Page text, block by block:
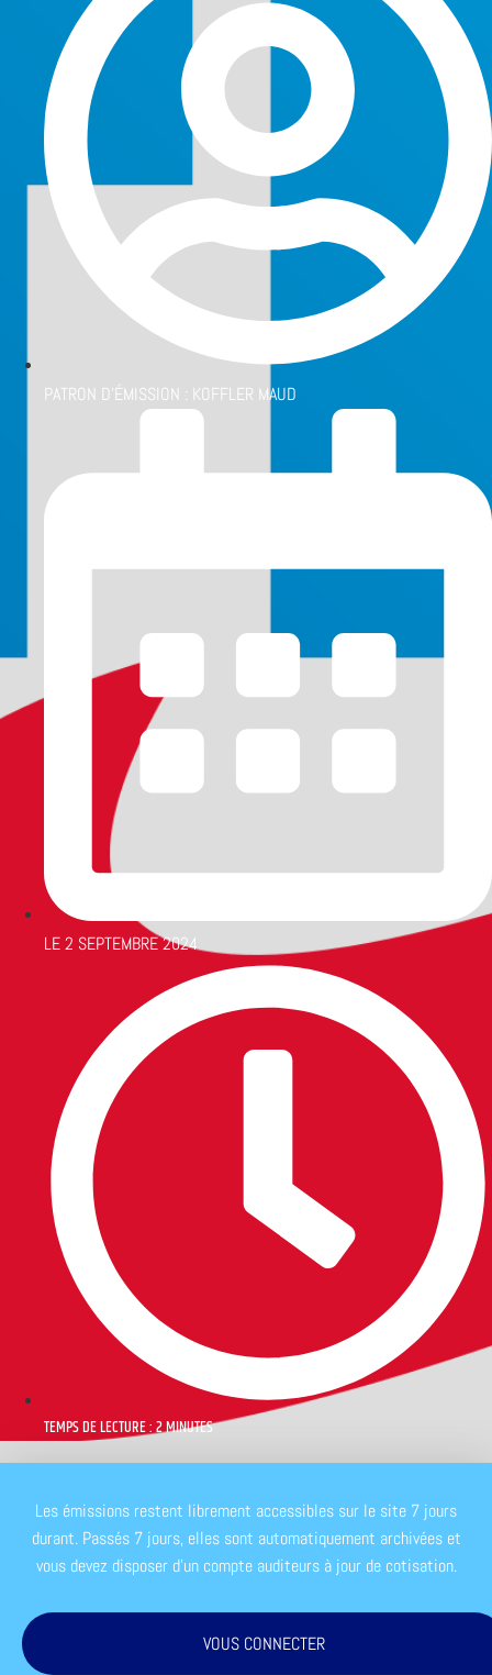
PATRON D'ÉMISSION : KOFFLER MAUD
LE2 SEPTEMBRE 2024
TEMPS DE LECTURE : 2 MINUTES
Les émissions restent librement accessibles sur le site 7 jours
durant. Passés 7 jours, elles sont automatiquement archivées et
vous devez disposer d'un compte auditeurs à jour de cotisation.
VOUS CONNECTER